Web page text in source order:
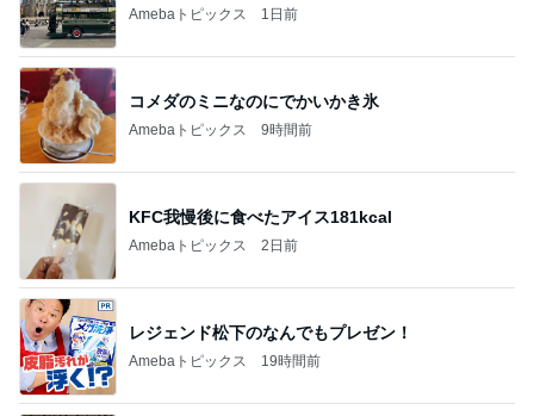
Amebaトピックス 1日前
コメダのミニなのにでかいかき氷
Amebaトピックス 9時間前
KFC我慢後に食べたアイス181kcal
Amebaトピックス 2日前
レジェンド松下のなんでもプレゼン！
Amebaトピックス 19時間前